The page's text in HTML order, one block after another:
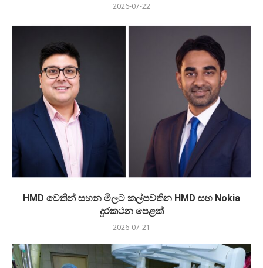
2026-07-22
HMD වෙතින් සහන මිලට කල්පවතින HMD සහ Nokia
දුරකථන පෙළක්
2026-07-21